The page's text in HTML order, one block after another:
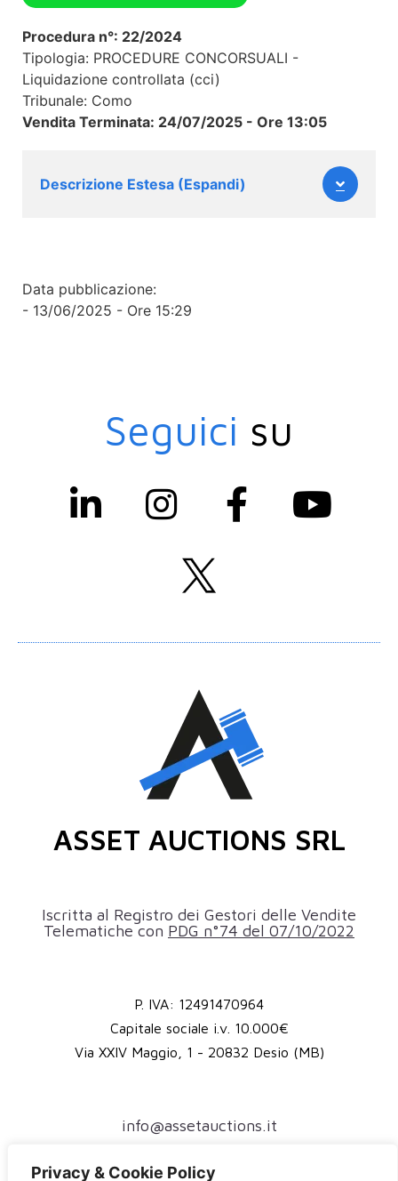
Privacy & Cookie Policy
Procedura n°: 22/2024
Tipologia: PROCEDURE CONCORSUALI -
Liquidazione controllata (cci)
Tribunale: Como
Vendita Terminata: 24/07/2025 - Ore 13:05
Descrizione Estesa (Espandi)
Data pubblicazione:
- 13/06/2025 - Ore 15:29
Seguici su
ASSET AUCTIONS SRL
Iscritta al Registro dei Gestori delle Vendite
Telematiche con PDG n°74 del 07/10/2022
P. IVA: 12491470964
Capitale sociale i.v. 10.000€
Via XXIV Maggio, 1 - 20832 Desio (MB)
info@assetauctions.it